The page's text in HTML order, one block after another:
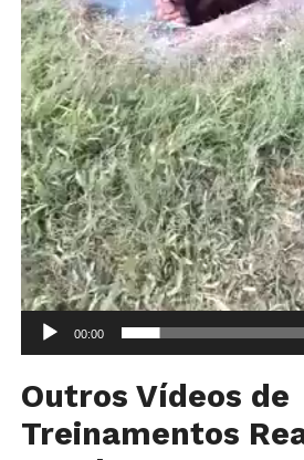
00:00
Outros Vídeos de
Treinamentos